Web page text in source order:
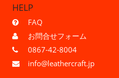
HELP
FAQ
お問合せフォーム
0867-42-8004
info@leathercraft.jp